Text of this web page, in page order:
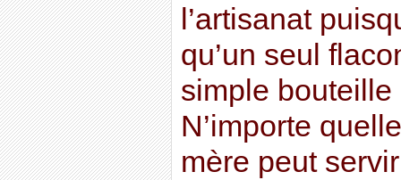
l’artisanat
qu’un seul
simple
N’importe
mère peut